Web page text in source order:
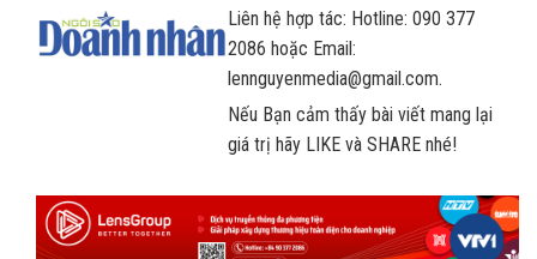
Liên hệ hợp tác: Hotline: 090 377
2086 hoặc Email:
lennguyenmedia@gmail.com.
Nếu Bạn cảm thấy bài viết mang lại
giá trị hãy LIKE và SHARE nhé!